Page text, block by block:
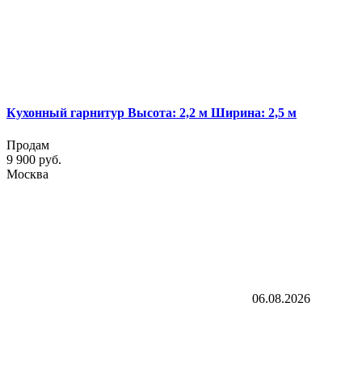
Кухонный гарнитур Высота: 2,2 м Ширина: 2,5 м
Продам
9 900 руб.
Москва
06.08.2026